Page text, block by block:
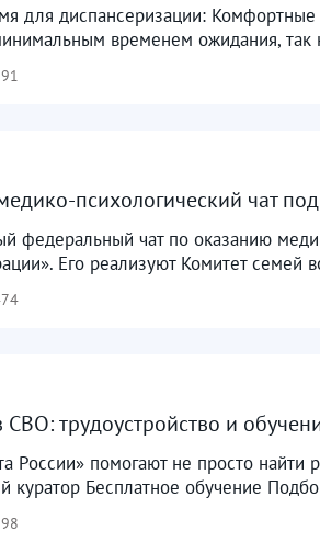
для диспансеризации:
временем ожидания, так
психологический чат
федеральный чат по оказанию
Его реализуют Комитет семей
трудоустройство и
России» помогают не просто найти
куратор Бесплатное обучение